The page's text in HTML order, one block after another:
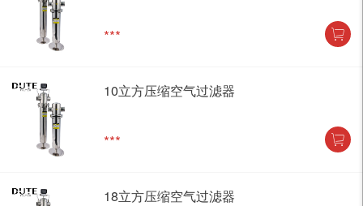
***
10立方压缩空气过滤器
***
18立方压缩空气过滤器